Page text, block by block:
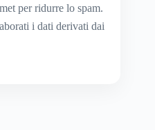
per ridurre lo spam.
i dati derivati dai